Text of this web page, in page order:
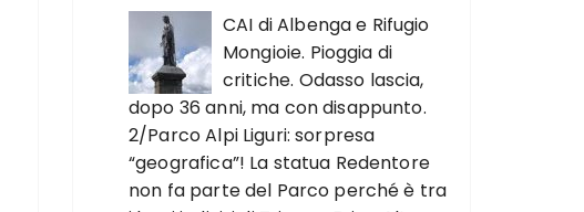
CAI di Albenga e Rifugio
Mongioie. Pioggia di
critiche. Odasso lascia,
dopo 36 anni, ma con disappunto.
2/Parco Alpi Liguri: sorpresa
“geografica”! La statua Redentore
non fa parte del Parco perché è tra